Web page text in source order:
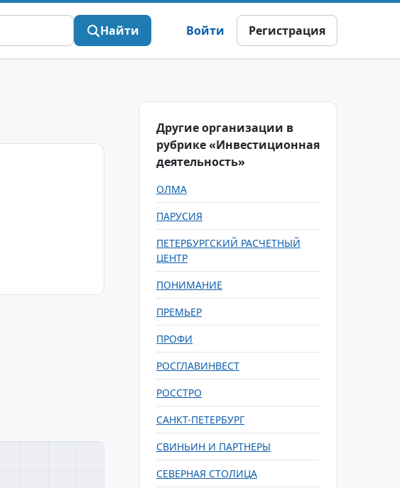
Найти Войти Регистрация
Другие организации в
рубрике «Инвестиционная
деятельность»
ОЛМА
ПАРУСИЯ
ПЕТЕРБУРГСКИЙ РАСЧЕТНЫЙ
ЦЕНТР
ПОНИМАНИЕ
ПРЕМЬЕР
ПРОФИ
РОСГЛАВИНВЕСТ
РОССТРО
САНКТ-ПЕТЕРБУРГ
СВИНЬИН И ПАРТНЕРЫ
СЕВЕРНАЯ СТОЛИЦА